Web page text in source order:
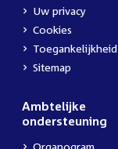
Uw privacy
Cookies
Toegankelijkheid
Sitemap
Ambtelijke
ondersteuning
Organogram